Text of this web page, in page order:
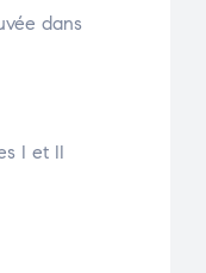
dans
I et II